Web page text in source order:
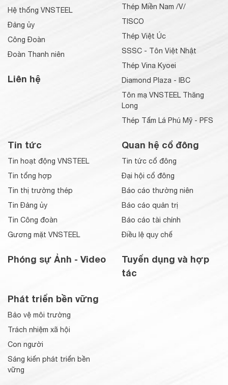
Hệ thống VNSTEEL
Đảng ủy
Công Đoàn
Đoàn Thanh niên
Liên hệ
Thép Miền Nam /V/
TISCO
Thép Việt Úc
SSSC - Tôn Việt Nhật
Thép Vina Kyoei
Diamond Plaza - IBC
Tôn mạ VNSTEEL Thăng
Long
Thép Tấm Lá Phú Mỹ - PFS
Tin tức
Tin hoạt động VNSTEEL
Tin tổng hợp
Tin thị trường thép
Tin Đảng ủy
Tin Công đoàn
Gương mặt VNSTEEL
Phóng sự Ảnh - Video
Quan hệ cổ đông
Tin tức cổ đông
Đại hội cổ đông
Báo cáo thường niên
Báo cáo quản trị
Báo cáo tài chính
Điều lệ quy chế
Tuyển dụng và hợp
tác
Phát triển bền vững
Bảo vệ môi trường
Trách nhiệm xã hội
Con người
Sáng kiến phát triển bền
vững